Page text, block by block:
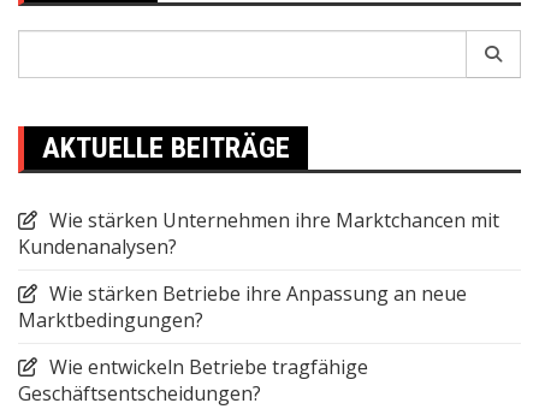
AKTUELLE BEITRÄGE
Wie stärken Unternehmen ihre Marktchancen mit
Kundenanalysen?
Wie stärken Betriebe ihre Anpassung an neue
Marktbedingungen?
Wie entwickeln Betriebe tragfähige
Geschäftsentscheidungen?